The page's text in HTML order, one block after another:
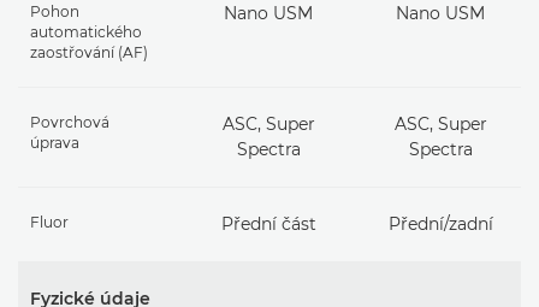
Pohon
automatického
zaostřování (AF)
Nano USM Nano USM
Povrchová
úprava
ASC, Super
Spectra
ASC, Super
Spectra
Fluor Přední část Přední/zadní
Fyzické údaje